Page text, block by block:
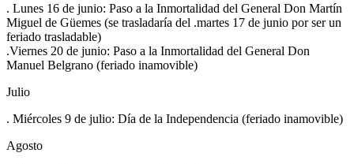
. Lunes 16 de junio: Paso a la Inmortalidad del General Don Martín
Miguel de Güemes (se trasladaría del .martes 17 de junio por ser un
feriado trasladable)
.Viernes 20 de junio: Paso a la Inmortalidad del General Don
Manuel Belgrano (feriado inamovible)
Julio
. Miércoles 9 de julio: Día de la Independencia (feriado inamovible)
Agosto